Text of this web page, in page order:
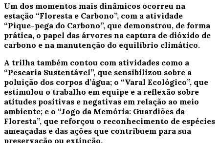
Um dos momentos mais dinâmicos ocorreu na
estação “Floresta e Carbono”, com a atividade
“Pique-pega do Carbono”, que demonstrou, de forma
prática, o papel das árvores na captura de dióxido de
carbono e na manutenção do equilíbrio climático.
A trilha também contou com atividades como a
“Pescaria Sustentável”, que sensibilizou sobre a
poluição dos corpos d’água; o “Varal Ecológico”, que
estimulou o trabalho em equipe e a reflexão sobre
atitudes positivas e negativas em relação ao meio
ambiente; e o “Jogo da Memória: Guardiões da
Floresta”, que reforçou o reconhecimento de espécies
ameaçadas e das ações que contribuem para sua
preservação ou extinção.